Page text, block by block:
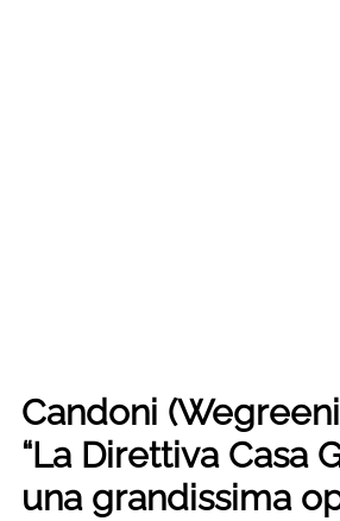
Candoni
“La Direttiva Casa
una grandissima